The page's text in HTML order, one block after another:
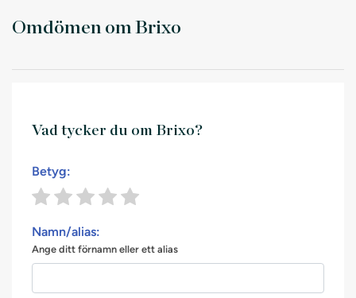
Omdömen om Brixo
Vad tycker du om Brixo?
Betyg:
Namn/alias:
Ange ditt förnamn eller ett alias